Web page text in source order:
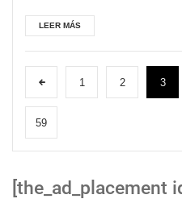
LEER MÁS
1 2 3
59
[the_ad_placement